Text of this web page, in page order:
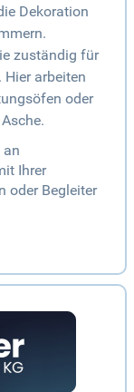
Dekoration
zuständig für
Hier arbeiten
oder
Ihrer
oder Begleiter